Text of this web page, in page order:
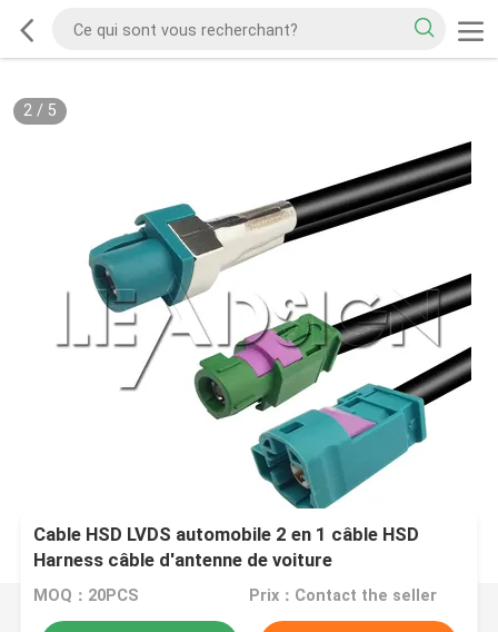
2/ 5
Cable HSD LVDS automobile 2 en 1 câble HSD
Harness câble d'antenne de voiture
MOQ：20PCS Prix：Contact the seller